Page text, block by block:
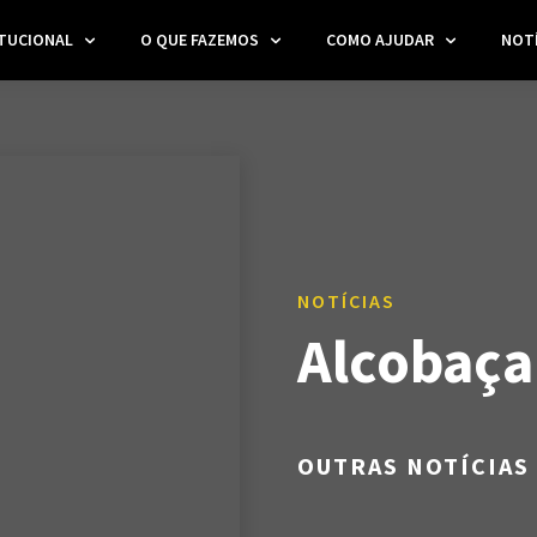
O QUE FAZEMOS COMO AJUDAR
NOTÍCIAS
Alcobaça
OUTRAS NOTÍCIAS